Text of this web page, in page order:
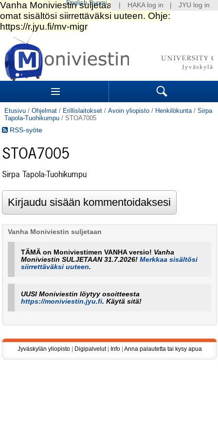
Siirry
sisältöön.
|
Siirry
navigointiin
Sections Search
Etusivu / Ohjelmat / Erillislaitokset / Avoin yliopisto / Henkilökunta / Sirpa
Tapola-Tuohikumpu / STOA7005
RSS-syöte
STOA7005
Sirpa Tapola-Tuohikumpu
Vanha Moniviestin suljetaan
TÄMÄ on Moniviestimen VANHA versio! Vanha
Moniviestin SULJETAAN 31.7.2026!Merkkaa sisältösi
siirrettäväksi uuteen.
UUSI Moniviestin löytyy osoitteesta
https://moniviestin.jyu.fi. Käytä sitä!
HAKA log in JYU log in
English Suomi
Jyväskylän yliopisto| Digipalvelut| Info| Anna palautetta tai kysy apua